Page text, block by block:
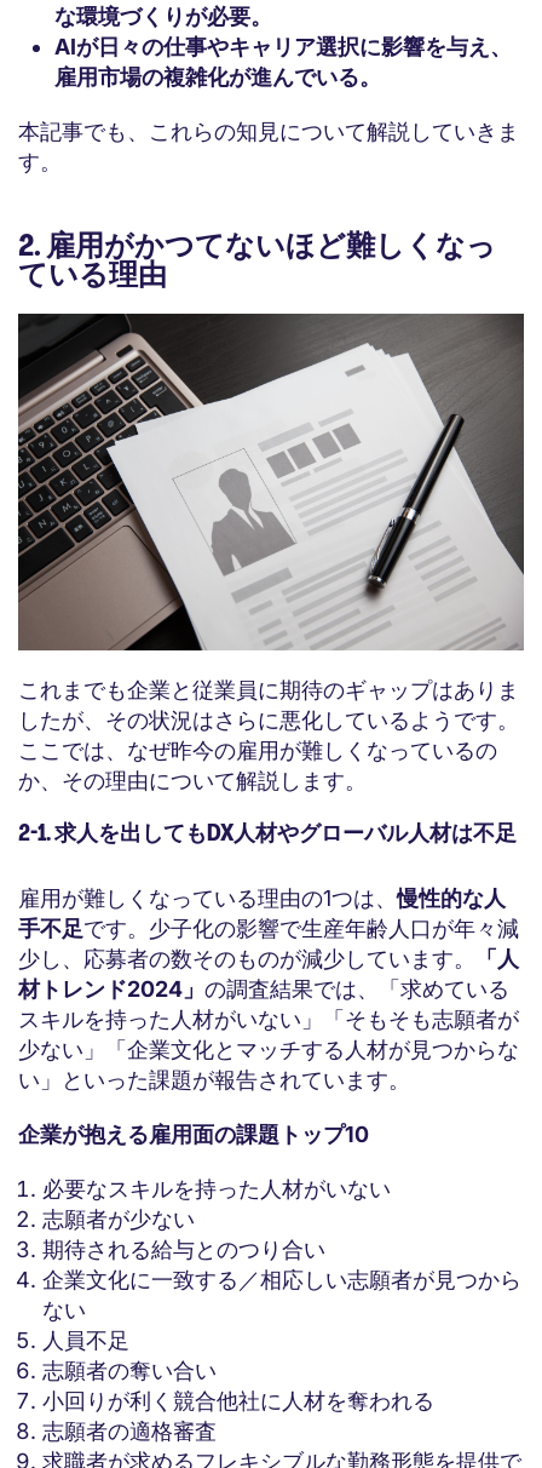
な環境づくりが必要。
AIが日々の仕事やキャリア選択に影響を与え、
雇用市場の複雑化が進んでいる。
本記事でも、これらの知見について解説していきま
す。
2. 雇用がかつてないほど難しくなっ
ている理由
これまでも企業と従業員に期待のギャップはありま
したが、その状況はさらに悪化しているようです。
ここでは、なぜ昨今の雇用が難しくなっているの
か、その理由について解説します。
2-1. 求人を出してもDX人材やグローバル人材は不足
雇用が難しくなっている理由の1つは、慢性的な人
手不足です。少子化の影響で生産年齢人口が年々減
少し、応募者の数そのものが減少しています。
「人
材トレンド2024」 の調査結果では、「求めている
スキルを持った人材がいない」「そもそも志願者が
少ない」「企業文化とマッチする人材が見つからな
い」といった課題が報告されています。
企業が抱える雇用面の課題トップ10
必要なスキルを持った人材がいない
志願者が少ない
期待される給与とのつり合い
企業文化に一致する／相応しい志願者が見つから
ない
人員不足
志願者の奪い合い
小回りが利く競合他社に人材を奪われる
志願者の適格審査
求職者が求めるフレキシブルな勤務形態を提供で